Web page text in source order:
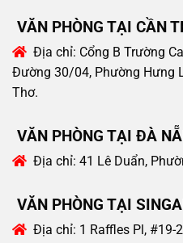
VĂN PHÒNG TẠI CẦN
Địa chỉ: Cổng B Trường
Đường 30/04, Phường Hưng
Thơ.
VĂN PHÒNG TẠI ĐÀ
Địa chỉ: 41 Lê Duẩn,
VĂN PHÒNG TẠI
Địa chỉ: 1 Raffles Pl, #19-